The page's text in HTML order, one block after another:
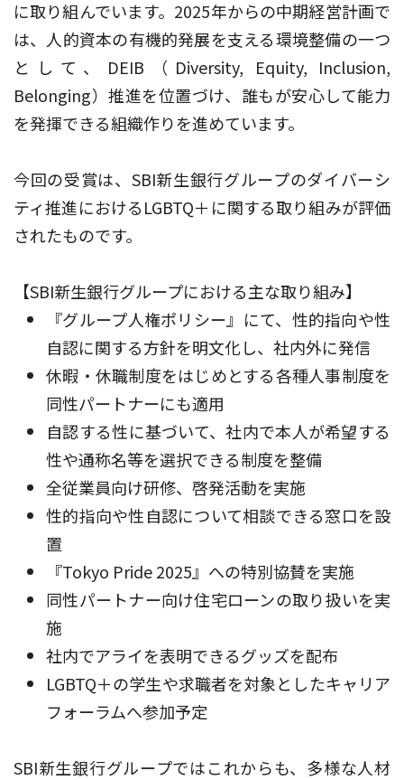
に取り組んでいます。2025年からの中期経営計画で
は、人的資本の有機的発展を支える環境整備の一つ
として、DEIB（Diversity, Equity, Inclusion,
Belonging）推進を位置づけ、誰もが安心して能力
を発揮できる組織作りを進めています。
今回の受賞は、SBI新生銀行グループのダイバーシ
ティ推進におけるLGBTQ＋に関する取り組みが評価
されたものです。
【SBI新生銀行グループにおける主な取り組み】
『グループ人権ポリシー』にて、性的指向や性
自認に関する方針を明文化し、社内外に発信
休暇・休職制度をはじめとする各種人事制度を
同性パートナーにも適用
自認する性に基づいて、社内で本人が希望する
性や通称名等を選択できる制度を整備
全従業員向け研修、啓発活動を実施
性的指向や性自認について相談できる窓口を設
置
『Tokyo Pride 2025』への特別協賛を実施
同性パートナー向け住宅ローンの取り扱いを実
施
社内でアライを表明できるグッズを配布
LGBTQ＋の学生や求職者を対象としたキャリア
フォーラムへ参加予定
SBI新生銀行グループではこれからも、多様な人材